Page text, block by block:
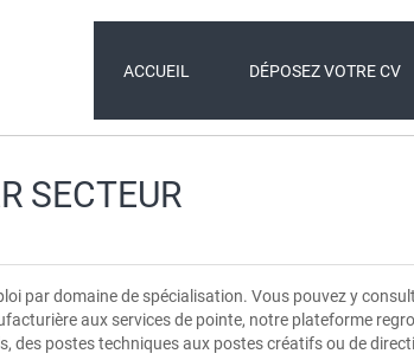
ACCUEIL DÉPOSEZ VOTRE CV
SECTEUR
par domaine de spécialisation. Vous pouvez y
aux services de pointe, notre plateforme
des postes techniques aux postes créatifs ou de